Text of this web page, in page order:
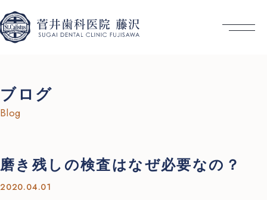
ブログ
Blog
磨き残しの検査はなぜ必要なの？
2020.04.01